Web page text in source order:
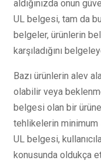
aldığınızda onun
UL belgesi, tam da
belgeler, ürünlerin
karşıladığını
Bazı ürünlerin alev
olabilir veya
belgesi olan bir
tehlikelerin
UL belgesi,
konusunda oldukça